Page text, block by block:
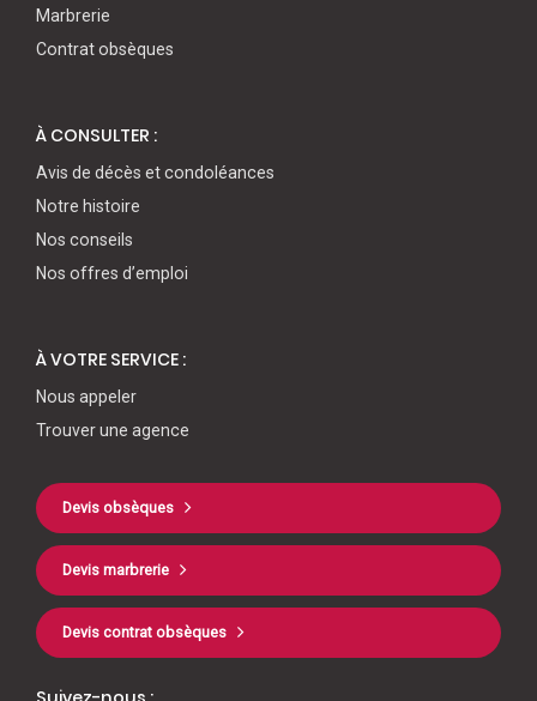
Marbrerie
Contrat obsèques
À CONSULTER :
Avis de décès et condoléances
Notre histoire
Nos conseils
Nos offres d’emploi
À VOTRE SERVICE :
Nous appeler
Trouver une agence
Devis obsèques
Devis marbrerie
Devis contrat obsèques